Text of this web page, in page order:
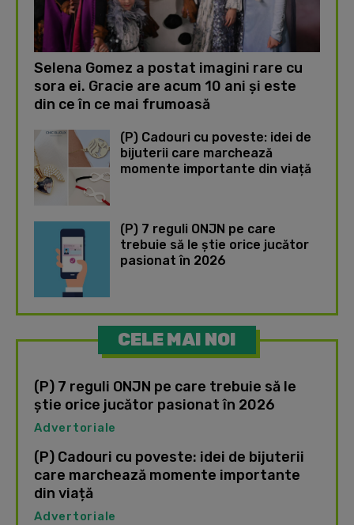
Selena Gomez a postat imagini rare cu
sora ei. Gracie are acum 10 ani și este
din ce în ce mai frumoasă
(P) Cadouri cu poveste: idei de
bijuterii care marchează
momente importante din viață
(P) 7 reguli ONJN pe care
trebuie să le știe orice jucător
pasionat în 2026
CELE MAI NOI
(P) 7 reguli ONJN pe care trebuie să le
știe orice jucător pasionat în 2026
Advertoriale
(P) Cadouri cu poveste: idei de bijuterii
care marchează momente importante
din viață
Advertoriale